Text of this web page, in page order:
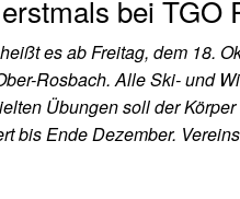
bei TGO
es ab Freitag, dem 18.
Rosbach. Alle Ski- und
Übungen soll der
bis Ende Dezember.